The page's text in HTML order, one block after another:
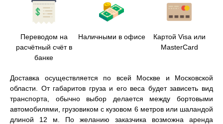
Переводом на
расчётный счёт в
банке
Наличными в офисе
Картой Visa или
MasterCard
Доставка осуществляется по всей Москве и Московской
области. От габаритов груза и его веса будет зависеть вид
транспорта, обычно выбор делается между бортовыми
автомобилями, грузовиком с кузовом 6 метров или шаландой
длиной 12 м. По желанию заказчика возможна аренда